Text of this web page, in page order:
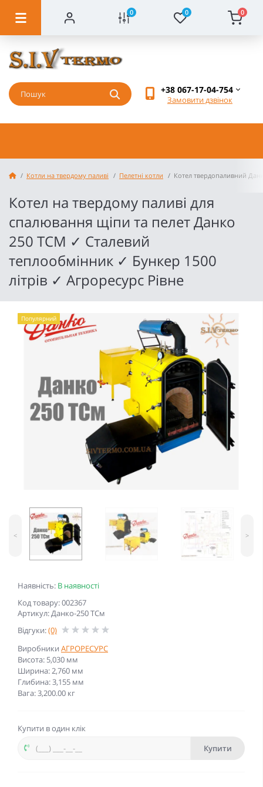
0 0 0
+38 067-17-04-754
Замовити дзвінок
Котли на твердому паливі Пелетні котли Котел твердопаливний
Котел на твердому паливі для
спалювання щіпи та пелет Данко
250 ТСМ ✓ Сталевий
теплообмінник ✓ Бункер 1500
літрів ✓ Агроресурс Рівне
Наявність: В наявності
Код товару: 002367
Артикул: Данко-250 ТСм
Відгуки:(0)
Виробники АГРОРЕСУРС
Висота: 5,030 мм
Ширина: 2,760 мм
Глибина: 3,155 мм
Вага: 3,200.00 кг
Популярний
< >
Купити в один клік
Купити